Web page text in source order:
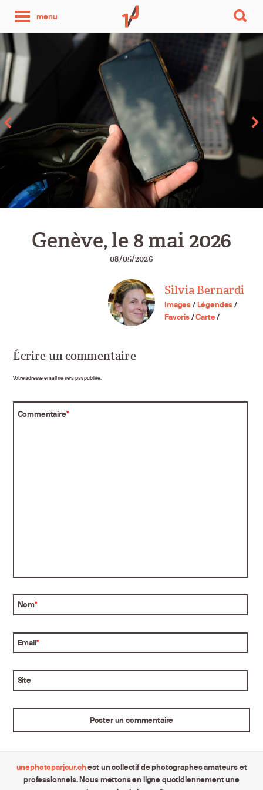
menu
photo
par
jour
Genève, le 8 mai 2026
08/05/2026
Silvia Bernardi
Images/Légendes/
Favoris/Carte/
Écrire un commentaire
Votre adresse email ne sera pas publiée.
Commentaire*
Nom*
Email*
Site
unephotoparjour.chest un collectif de photographes amateurs et
professionnels. Nous mettons en ligne quotidiennement une